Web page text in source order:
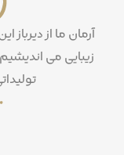
آرمان ما از
زیبایی می